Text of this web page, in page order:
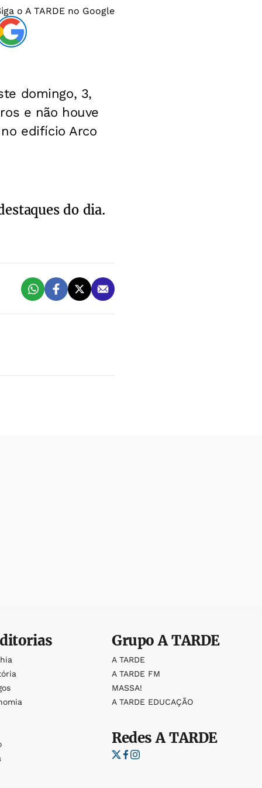
o A TARDE no Google
domingo, 3,
e não houve
edifício Arco
do dia.
GrupoA TARDE
A TARDE
A TARDE FM
MASSA!
A TARDE EDUCAÇÃO
RedesA TARDE